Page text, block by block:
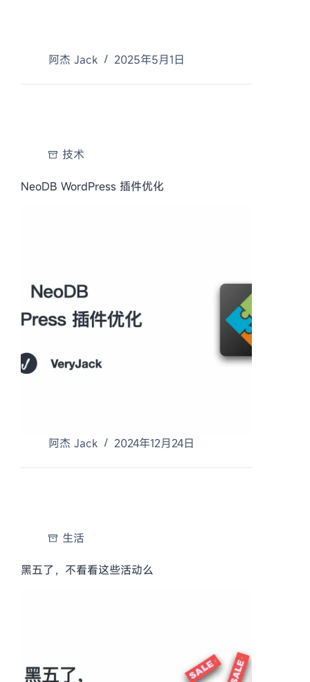
阿杰 Jack 2025年5月1日
技术
NeoDB WordPress 插件优化
阿杰 Jack 2024年12月24日
生活
黑五了，不看看这些活动么